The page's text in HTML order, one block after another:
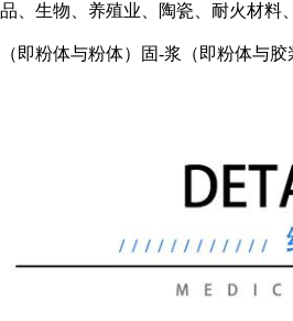
品、生物、养殖业、陶瓷、耐火材料
（即粉体与粉体）固-浆（即粉体与胶